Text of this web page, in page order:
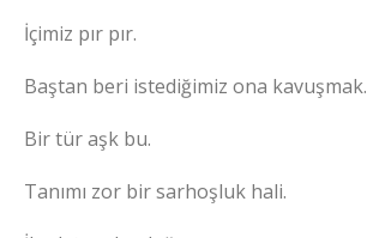
İçimiz pır pır.
Baştan beri istediğimiz ona kavuşmak.
Bir tür aşk bu.
Tanımı zor bir sarhoşluk hali.